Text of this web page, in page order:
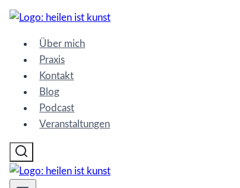
Zum
springen
Über mich
Praxis
Kontakt
Blog
Podcast
Veranstaltungen